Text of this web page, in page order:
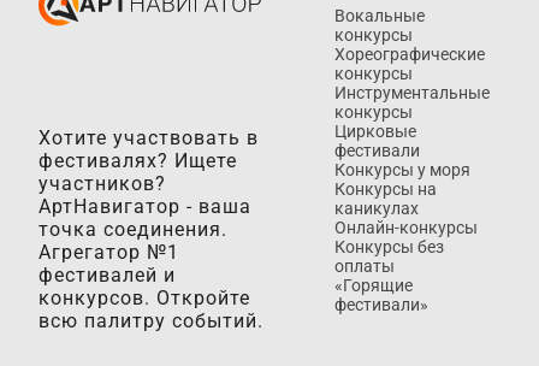
Хотите участвовать в
фестивалях? Ищете
участников?
АртНавигатор - ваша
точка соединения.
Агрегатор №1
фестивалей и
конкурсов. Откройте
всю палитру событий.
Вокальные
конкурсы
Хореографические
конкурсы
Инструментальные
конкурсы
Цирковые
фестивали
Конкурсы у моря
Конкурсы на
каникулах
Онлайн-конкурсы
Конкурсы без
оплаты
«Горящие
фестивали»